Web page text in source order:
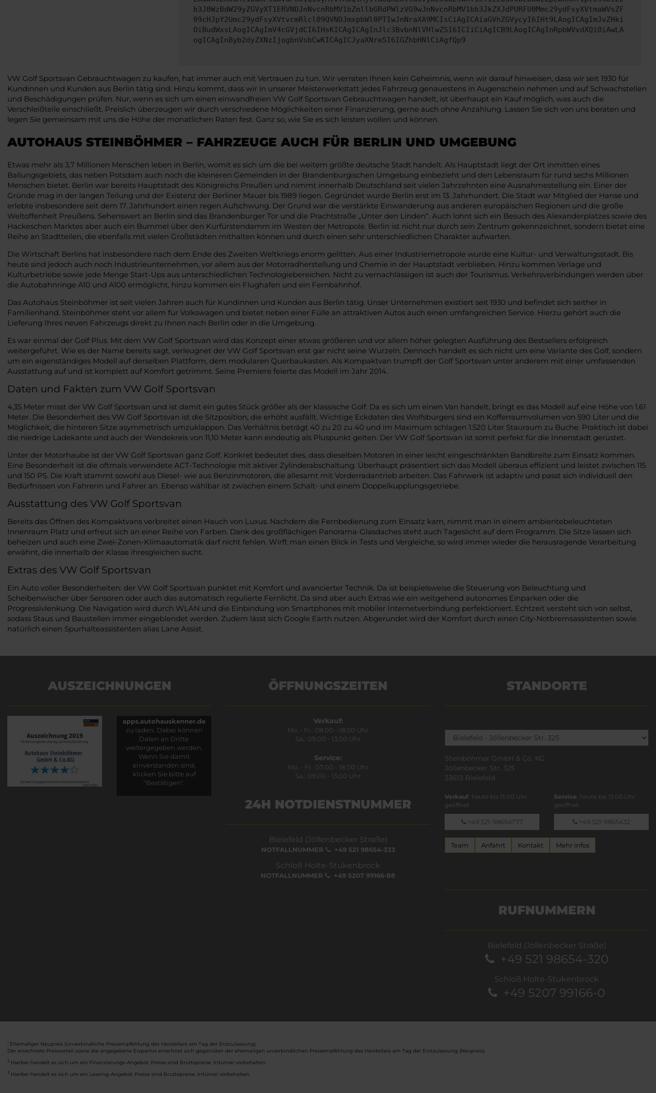
b3J0WzBdW29yZGVyXT1ERVNDJnNvcnRbMV1bZmllbGRdPWlzVG9wJnNvcnRbMV1bb3JkZXJdPURFU0Mmc29ydFsyXVtmaWVsZF
09cHJpY2Umc29ydFsyXVtvcmRlcl09QVNDJmxpbWl0PTIwJnNraXA9MCIsCiAgICAiaGVhZGVycyI6IHt9LAogICAgImJvZHki
OiBudWxsLAogICAgImV4cGVjdCI6IHsKICAgICAgInJlc3BvbnNlVHlwZSI6ICIiCiAgICB9LAogICAgInRpbWVvdXQiOiAwLA
ogICAgInByb2dyZXNzIjogbnVsbCwKICAgICJyaXNreSI6IGZhbHNlCiAgfQp9
VW Golf Sportsvan Gebrauchtwagen zu kaufen, hat immer auch mit Vertrauen zu tun. Wir verraten Ihnen kein Geheimnis, wenn wir darauf hinweisen, dass wir seit 1930 für
Kundinnen und Kunden aus Berlin tätig sind. Hinzu kommt, dass wir in unserer Meisterwerkstatt jedes Fahrzeug genauestens in Augenschein nehmen und auf Schwachstellen
und Beschädigungen prüfen. Nur, wenn es sich um einen einwandfreien VW Golf Sportsvan Gebrauchtwagen handelt, ist überhaupt ein Kauf möglich, was auch die
Verschleißteile einschließt. Preislich überzeugen wir durch verschiedene Möglichkeiten einer Finanzierung, gerne auch ohne Anzahlung. Lassen Sie sich von uns beraten und
legen Sie gemeinsam mit uns die Höhe der monatlichen Raten fest. Ganz so, wie Sie es sich leisten wollen und können.
AUTOHAUS STEINBÖHMER – FAHRZEUGE AUCH FÜR BERLIN UND UMGEBUNG
Etwas mehr als 3,7 Millionen Menschen leben in Berlin, womit es sich um die bei weitem größte deutsche Stadt handelt. Als Hauptstadt liegt der Ort inmitten eines
Ballungsgebiets, das neben Potsdam auch noch die kleineren Gemeinden in der Brandenburgischen Umgebung einbezieht und den Lebensraum für rund sechs Millionen
Menschen bietet. Berlin war bereits Hauptstadt des Königreichs Preußen und nimmt innerhalb Deutschland seit vielen Jahrzehnten eine Ausnahmestellung ein. Einer der
Gründe mag in der langen Teilung und der Existenz der Berliner Mauer bis 1989 liegen. Gegründet wurde Berlin erst im 13. Jahrhundert. Die Stadt war Mitglied der Hanse und
erlebte insbesondere seit dem 17. Jahrhundert einen regen Aufschwung. Der Grund war die verstärkte Einwanderung aus anderen europäischen Regionen und die große
Weltoffenheit Preußens. Sehenswert an Berlin sind das Brandenburger Tor und die Prachtstraße „Unter den Linden“. Auch lohnt sich ein Besuch des Alexanderplatzes sowie des
Hackeschen Marktes aber auch ein Bummel über den Kurfürstendamm im Westen der Metropole. Berlin ist nicht nur durch sein Zentrum gekennzeichnet, sondern bietet eine
Reihe an Stadtteilen, die ebenfalls mit vielen Großstädten mithalten können und durch einen sehr unterschiedlichen Charakter aufwarten.
Die Wirtschaft Berlins hat insbesondere nach dem Ende des Zweiten Weltkriegs enorm gelitten. Aus einer Industriemetropole wurde eine Kultur- und Verwaltungsstadt. Bis
heute sind jedoch auch noch Industrieunternehmen, vor allem aus der Motorradherstellung und Chemie in der Hauptstadt verblieben. Hinzu kommen Verlage und
Kulturbetriebe sowie jede Menge Start-Ups aus unterschiedlichen Technologiebereichen. Nicht zu vernachlässigen ist auch der Tourismus. Verkehrsverbindungen werden über
die Autobahnringe A10 und A100 ermöglicht, hinzu kommen ein Flughafen und ein Fernbahnhof.
Das Autohaus Steinböhmer ist seit vielen Jahren auch für Kundinnen und Kunden aus Berlin tätig. Unser Unternehmen existiert seit 1930 und befindet sich seither in
Familienhand. Steinböhmer steht vor allem für Volkswagen und bietet neben einer Fülle an attraktiven Autos auch einen umfangreichen Service. Hierzu gehört auch die
Lieferung Ihres neuen Fahrzeugs direkt zu Ihnen nach Berlin oder in die Umgebung.
Es war einmal der Golf Plus. Mit dem VW Golf Sportsvan wird das Konzept einer etwas größeren und vor allem höher gelegten Ausführung des Bestsellers erfolgreich
weitergeführt. Wie es der Name bereits sagt, verleugnet der VW Golf Sportsvan erst gar nicht seine Wurzeln. Dennoch handelt es sich nicht um eine Variante des Golf, sondern
um ein eigenständiges Modell auf derselben Plattform, dem modularen Querbaukasten. Als Kompaktvan trumpft der Golf Sportsvan unter anderem mit einer umfassenden
Ausstattung auf und ist komplett auf Komfort getrimmt. Seine Premiere feierte das Modell im Jahr 2014.
Daten und Fakten zum VW Golf Sportsvan
4,35 Meter misst der VW Golf Sportsvan und ist damit ein gutes Stück größer als der klassische Golf. Da es sich um einen Van handelt, bringt es das Modell auf eine Höhe von 1,61
Meter. Die Besonderheit des VW Golf Sportsvan ist die Sitzposition, die erhöht ausfällt. Wichtige Eckdaten des Wolfsburgers sind ein Kofferraumvolumen von 590 Liter und die
Möglichkeit, die hinteren Sitze asymmetrisch umzuklappen. Das Verhältnis beträgt 40 zu 20 zu 40 und im Maximum schlagen 1.520 Liter Stauraum zu Buche. Praktisch ist dabei
die niedrige Ladekante und auch der Wendekreis von 11,10 Meter kann eindeutig als Pluspunkt gelten. Der VW Golf Sportsvan ist somit perfekt für die Innenstadt gerüstet.
Unter der Motorhaube ist der VW Golf Sportsvan ganz Golf. Konkret bedeutet dies, dass dieselben Motoren in einer leicht eingeschränkten Bandbreite zum Einsatz kommen.
Eine Besonderheit ist die oftmals verwendete ACT-Technologie mit aktiver Zylinderabschaltung. Überhaupt präsentiert sich das Modell überaus effizient und leistet zwischen 115
und 150 PS. Die Kraft stammt sowohl aus Diesel- wie aus Benzinmotoren, die allesamt mit Vorderradantrieb arbeiten. Das Fahrwerk ist adaptiv und passt sich individuell den
Bedürfnissen von Fahrerin und Fahrer an. Ebenso wählbar ist zwischen einem Schalt- und einem Doppelkupplungsgetriebe.
Ausstattung des VW Golf Sportsvan
Bereits das Öffnen des Kompaktvans verbreitet einen Hauch von Luxus. Nachdem die Fernbedienung zum Einsatz kam, nimmt man in einem ambientebeleuchteten
Innenraum Platz und erfreut sich an einer Reihe von Farben. Dank des großflächigen Panorama-Glasdaches steht auch Tageslicht auf dem Programm. Die Sitze lassen sich
beheizen und auch eine Zwei-Zonen-Klimaautomatik darf nicht fehlen. Wirft man einen Blick in Tests und Vergleiche, so wird immer wieder die herausragende Verarbeitung
erwähnt, die innerhalb der Klasse ihresgleichen sucht.
Extras des VW Golf Sportsvan
Ein Auto voller Besonderheiten: der VW Golf Sportsvan punktet mit Komfort und avancierter Technik. Da ist beispielsweise die Steuerung von Beleuchtung und
Scheibenwischer über Sensoren oder auch das automatisch regulierte Fernlicht. Da sind aber auch Extras wie ein weitgehend autonomes Einparken oder die
Progressivlenkung. Die Navigation wird durch WLAN und die Einbindung von Smartphones mit mobiler Internetverbindung perfektioniert. Echtzeit versteht sich von selbst,
sodass Staus und Baustellen immer eingeblendet werden. Zudem lässt sich Google Earth nutzen. Abgerundet wird der Komfort durch einen City-Notbremsassistenten sowie
natürlich einen Spurhalteassistenten alias Lane Assist.
AUSZEICHNUNGEN
apps.autohauskenner.de
zu laden. Dabei können
Daten an Dritte
weitergegeben werden.
Wenn Sie damit
einverstanden sind,
klicken Sie bitte auf
"Bestätigen".
ÖFFNUNGSZEITEN
Verkauf:
Mo. - Fr.: 08.00 - 18.00 Uhr
Sa.: 09.00 - 13.00 Uhr
Service:
Mo. - Fr.: 07.00 - 18.00 Uhr
Sa.: 09.00 - 13.00 Uhr
24H NOTDIENSTNUMMER
Bielefeld (Jöllenbecker Straße)
NOTFALLNUMMER +49 521 98654-333
Schloß Holte-Stukenbrock
NOTFALLNUMMER +49 5207 99166-88
STANDORTE
Steinböhmer GmbH & Co. KG
Jöllenbecker Str. 325
33613 Bielefeld
Verkauf: heute bis 13:00 Uhr
geöffnet
+49 521-98654777
Service: heute bis 13:00 Uhr
geöffnet
+49 521-9865432
Team Anfahrt Kontakt Mehr Infos
RUFNUMMERN
Bielefeld (Jöllenbecker Straße)
+49 521 98654-320
Schloß Holte-Stukenbrock
+49 5207 99166-0
1 Ehemaliger Neupreis (Unverbindliche Preisempfehlung des Herstellers am Tag der Erstzulassung).
Der errechnete Preisvorteil sowie die angegebene Ersparnis errechnet sich gegenüber der ehemaligen unverbindlichen Preisempfehlung des Herstellers am Tag der Erstzulassung (Neupreis).
2 Hierbei handelt es sich um ein Finanzierungs-Angebot. Preise sind Bruttopreise. Irrtümer vorbehalten.
3 Hierbei handelt es sich um ein Leasing-Angebot. Preise sind Bruttopreise. Irrtümer vorbehalten.